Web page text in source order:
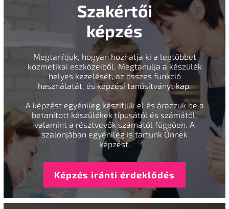
Szakértői
képzés
Megtanítjuk, hogyan hozhatja ki a legtöbbet
kozmetikai eszközeiből. Megtanulja a készülék
helyes kezelését, az összes funkció
használatát, és képzési tanúsítványt kap.
A képzést egyénileg készítjük el és árazzuk be a
betanított készülékek típusától és számától,
valamint a résztvevők számától függően. A
szalonjában egyénileg is tartunk Önnek
képzést.
Képzés iránti érdeklődés